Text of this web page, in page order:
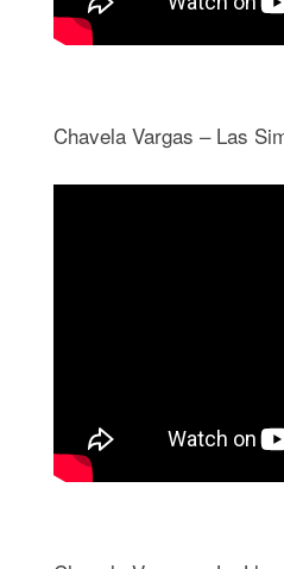
Chavela Vargas – Las